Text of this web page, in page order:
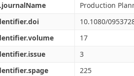
Production
10.1080/
17
3
225